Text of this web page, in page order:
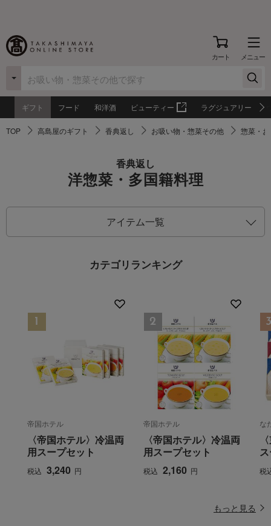
カート メニュー
ギフト フード 和洋酒 ビューティー ラグジュアリー
TOP 高島屋のギフト 香典返し お吸い物・惣菜その他 惣菜・
香典返し
洋惣菜・多国籍料理
アイテム一覧
カテゴリランキング
帝国ホテル
〈帝国ホテル〉冷温両
用スープセット
税込 3,240 円
帝国ホテル
〈帝国ホテル〉冷温両
用スープセット
税込 2,160 円
な
税
もっと見る